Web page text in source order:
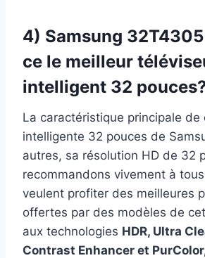
4) Samsung
ce le meilleur
intelligent 32
La caractéristique principale de
intelligente 32 pouces de
autres, sa résolution HD de 32
recommandons vivement à
veulent profiter des meilleures
offertes par des modèles de
aux technologies HDR, Ultra
Contrast Enhancer et